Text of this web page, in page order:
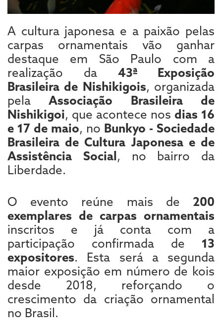
A cultura japonesa e a paixão pelas
carpas ornamentais vão ganhar
destaque em São Paulo com a
realização da 43ª Exposição
Brasileira de Nishikigois, organizada
pelaAssociação Brasileira de
Nishikigoi, que acontece nos dias 16
e 17 de maio, no Bunkyo - Sociedade
Brasileira de Cultura Japonesa e de
Assistência Social, no bairro da
Liberdade.
O evento reúne mais de 200
exemplares de carpas ornamentais
inscritos e já conta com a
participação confirmada de 13
expositores. Esta será a segunda
maior exposição em número de kois
desde 2018, reforçando o
crescimento da criação ornamental
no Brasil.